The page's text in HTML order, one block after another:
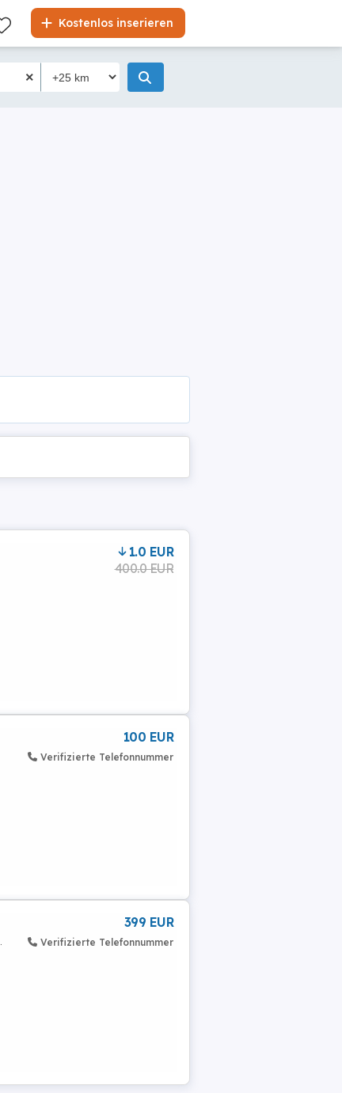
Kostenlos inserieren
1.0 EUR
400.0 EUR
100 EUR
Verifizierte Telefonnummer
399 EUR
Verifizierte Telefonnummer